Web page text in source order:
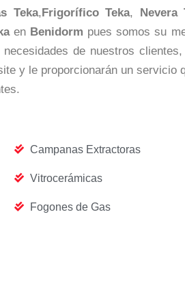
Teka,Frigorífico Teka, Nevera
en Benidorm pues somos su
de nuestros
y le proporcionarán un servicio
Campanas Extractoras
Vitrocerámicas
Fogones de Gas